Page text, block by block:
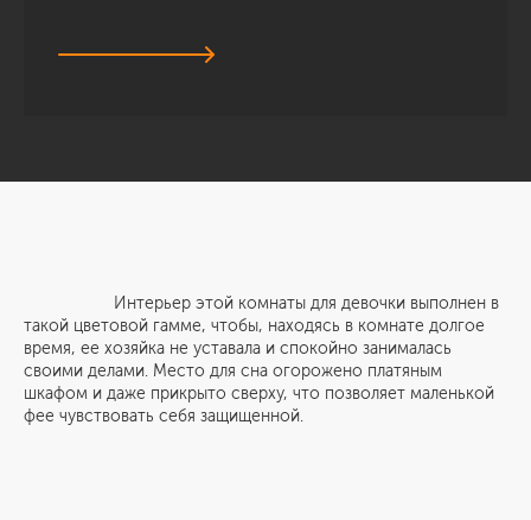
Интерьер этой комнаты для девочки выполнен в
такой цветовой гамме, чтобы, находясь в комнате долгое
время, ее хозяйка не уставала и спокойно занималась
своими делами. Место для сна огорожено платяным
шкафом и даже прикрыто сверху, что позволяет маленькой
фее чувствовать себя защищенной.